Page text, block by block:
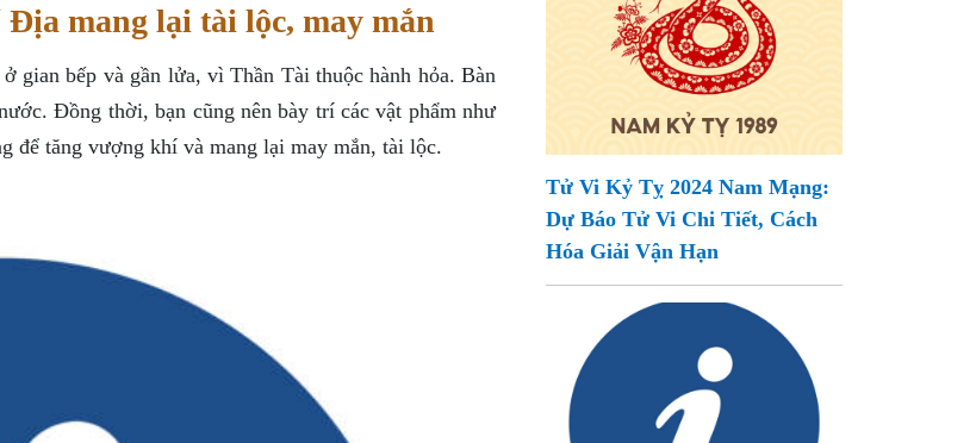
mang lại tài lộc, may mắn
bếp và gần lửa, vì Thần Tài thuộc hành hỏa. Bàn
Đồng thời, bạn cũng nên bày trí các vật phẩm như
để tăng vượng khí và mang lại may mắn, tài lộc.
Tử Vi Kỷ Tỵ 2024 Nam Mạng:
Dự Báo Tử Vi Chi Tiết, Cách
Hóa Giải Vận Hạn